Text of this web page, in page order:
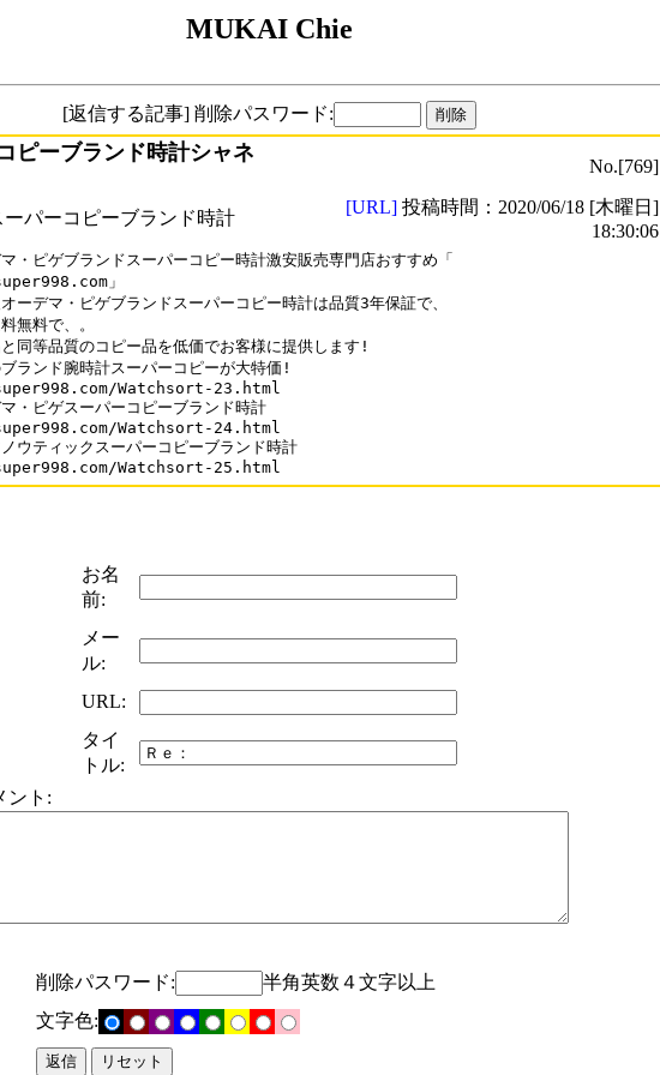
MUKAI Chie
[返信する記事] 削除パスワード:
ピーブランド時計シャネ
No.[769]
パーコピーブランド時計
[URL] 投稿時間：2020/06/18 [木曜日]
18:30:06
・ピゲブランドスーパーコピー時計激安販売専門店おすすめ「
」
ーデマ・ピゲブランドスーパーコピー時計は品質3年保証で、
無料で、。
同等品質のコピー品を低価でお客様に提供します!
ランド腕時計スーパーコピーが大特価!
Watchsort-23.html
・ピゲスーパーコピーブランド時計
Watchsort-24.html
ウティックスーパーコピーブランド時計
お名
前:
メー
ル:
URL:
タイ
トル:
ント:
削除パスワード:
半角英数４文字以上
文字色: